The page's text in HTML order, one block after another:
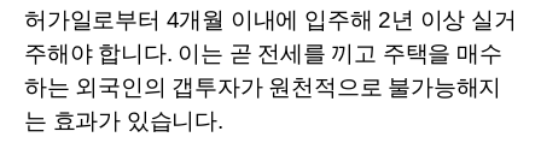
허가일로부터 4개월 이내에 입주해 2년 이상 실거
주해야 합니다. 이는 곧 전세를 끼고 주택을 매수
하는 외국인의 갭투자가 원천적으로 불가능해지
는 효과가 있습니다.